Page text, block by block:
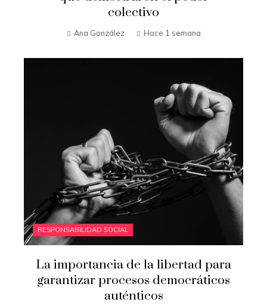
colectivo
Ana González Hace 1 semana
RESPONSABILIDAD SOCIAL
La importancia de la libertad para
garantizar procesos democráticos
auténticos